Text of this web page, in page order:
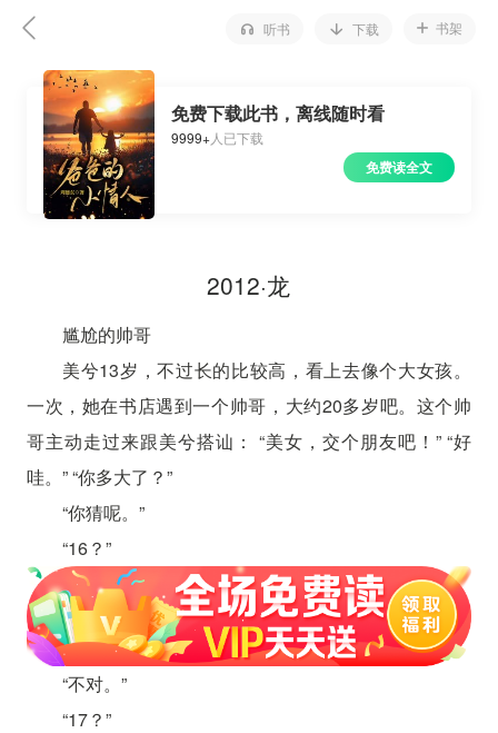
听书 下载 书架
免费下载此书，离线随时看
9999+人已下载
免费读全文
2012·龙
尴尬的帅哥
美兮13岁，不过长的比较高，看上去像个大女孩。
一次，她在书店遇到一个帅哥，大约20多岁吧。这个帅
哥主动走过来跟美兮搭讪： “美女，交个朋友吧！” “好
哇。” “你多大了？”
“你猜呢。”
“16？”
“不对。”
“17？”